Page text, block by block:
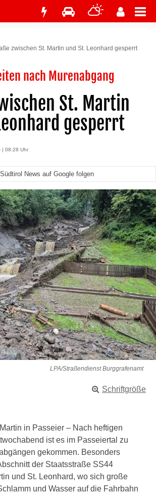
zwischen St. Martin und St. Leonhard gesperrt
nach Murenabgang
St. Martin
gesperrt
| 08:28 Uhr
Südtirol News auf Google folgen
LPA/Straßendienst Burggrafenamt
Schriftgröße
in Passeier – Nach heftigen
ist es im Passeiertal zu
gekommen. Besonders
der Staatsstraße SS44
und St. Leonhard, wo sich große
und Wasser auf die Fahrbahn